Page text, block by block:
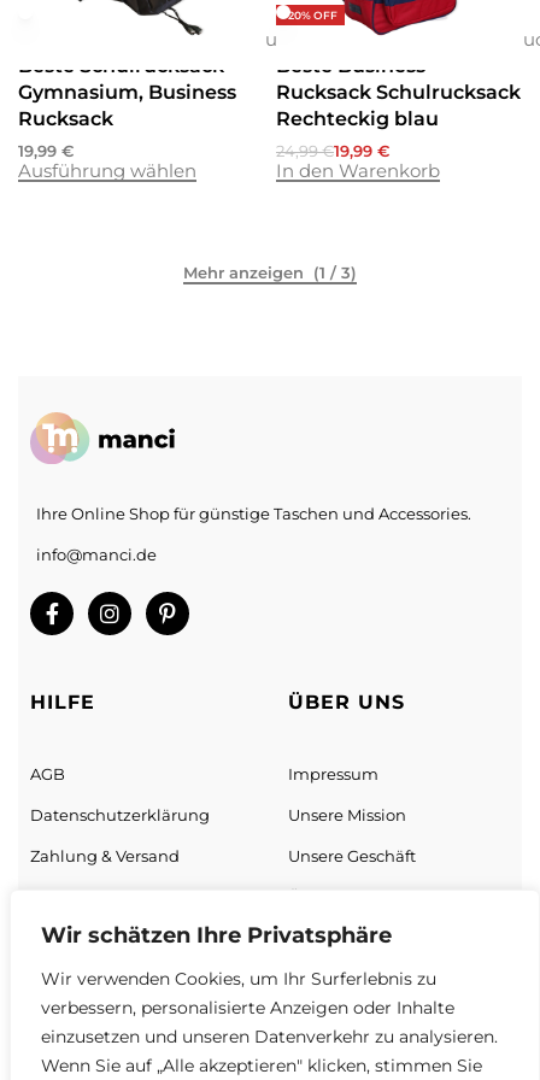
Wir schätzen Ihre Privatsphäre
Wir verwenden Cookies, um Ihr Surferlebnis zu
verbessern, personalisierte Anzeigen oder Inhalte
einzusetzen und unseren Datenverkehr zu analysieren.
Wenn Sie auf „Alle akzeptieren" klicken, stimmen Sie
Rucksäcke Rucksäcke
Schulrucksäcke
Beste Schulrucksack
Gymnasium, Business
Rucksack
19,99 €
Ausführung wählen
-20% OFF
Businesstasche
Beste Business
Rucksack Schulrucksack
Rechteckig blau
24,99€19,99 €
In den Warenkorb
(1 / 3)
Ihre Online Shop für günstige Taschen und Accessories.
info@manci.de
Amerika (USA)
AGB
Datenschutz­erklärung
Sendungs­verfolgung
Neukundenrabatt
Widerrufsrecht
Vertrag widerrufen
Impressum
Unsere Mission
Über uns